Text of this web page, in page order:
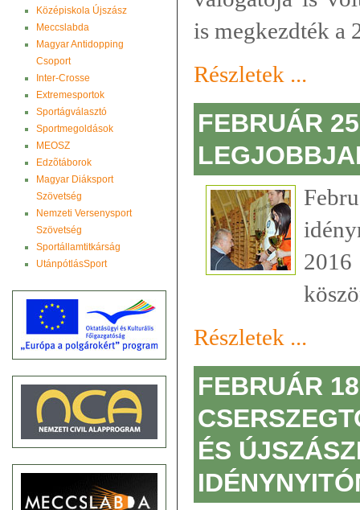
Középiskola Újszász
Meccslabda
Magyar Antidopping
Csoport
Inter-Crosse
Extremesportok
Sportágválasztó
Sportmegoldások
MEOSZ
Edzõtáborok
Magyar Diáksport
Szövetség
Nemzeti Versenysport
Szövetség
Sportállamtitkárság
UtánpótlásSport
is megkezdték a
Részletek ...
FEBRUÁR
Részletek ...
FEBRUÁR
ÉS